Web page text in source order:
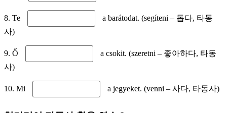
8. Te
a barátodat. (segíteni – 돕다, 타동
사)
9. Ő
a csokit. (szeretni – 좋아하다, 타동
사)
10. Mi a jegyeket. (venni – 사다, 타동사)